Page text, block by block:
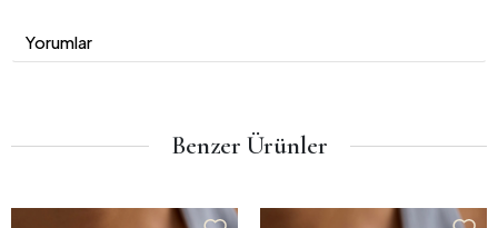
Yorumlar
Benzer Ürünler